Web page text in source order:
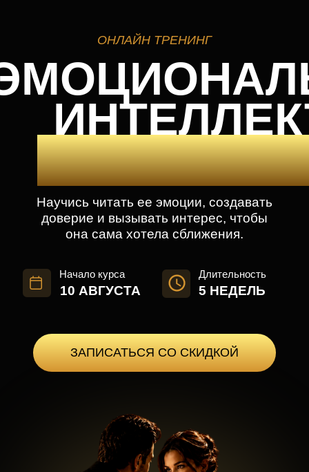
ИНТЕЛЛЕКТ
10 АВГУСТА
ОНЛАЙН ТРЕНИНГ
ЗАПИСАТЬСЯ СО СКИДКОЙ
Начало курса
5 НЕДЕЛЬ
Длительность